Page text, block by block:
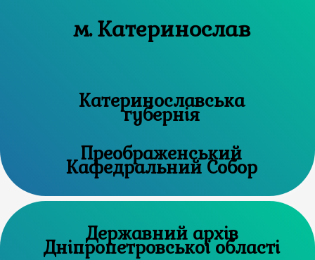
м. Катеринослав
Катеринославська
губернія
Преображенський
Кафедральний Собор
Державний архів
Дніпропетровської області